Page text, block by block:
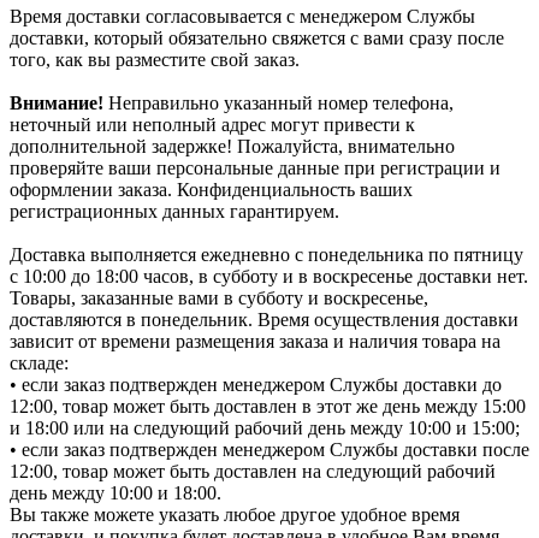
Время доставки согласовывается с менеджером Службы
доставки, который обязательно свяжется с вами сразу после
того, как вы разместите свой заказ.
Внимание! Неправильно указанный номер телефона,
неточный или неполный адрес могут привести к
дополнительной задержке! Пожалуйста, внимательно
проверяйте ваши персональные данные при регистрации и
оформлении заказа. Конфиденциальность ваших
регистрационных данных гарантируем.
Доставка выполняется ежедневно с понедельника по пятницу
с 10:00 до 18:00 часов, в субботу и в воскресенье доставки нет.
Товары, заказанные вами в субботу и воскресенье,
доставляются в понедельник. Время осуществления доставки
зависит от времени размещения заказа и наличия товара на
складе:
• если заказ подтвержден менеджером Службы доставки до
12:00, товар может быть доставлен в этот же день между 15:00
и 18:00 или на следующий рабочий день между 10:00 и 15:00;
• если заказ подтвержден менеджером Службы доставки после
12:00, товар может быть доставлен на следующий рабочий
день между 10:00 и 18:00.
Вы также можете указать любое другое удобное время